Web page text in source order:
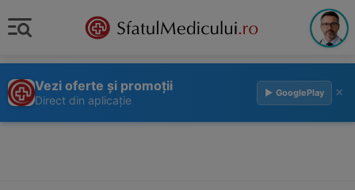
Vezi oferte și promoții
Direct din aplicație
▶ GooglePlay ×